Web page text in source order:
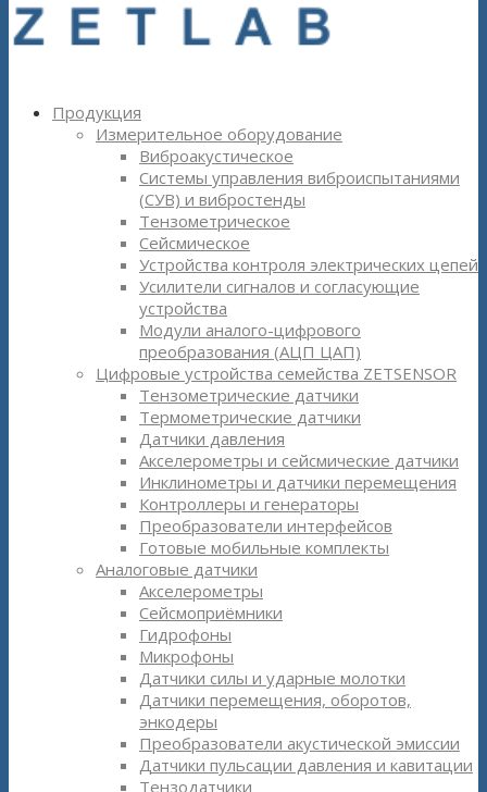
Продукция
Измерительное оборудование
Виброакустическое
Системы управления виброиспытаниями
(СУВ) и вибростенды
Тензометрическое
Сейсмическое
Устройства контроля электрических цепей
Усилители сигналов и согласующие
устройства
Модули аналого-цифрового
преобразования (АЦП ЦАП)
Цифровые устройства семейства ZETSENSOR
Тензометрические датчики
Термометрические датчики
Датчики давления
Акселерометры и сейсмические датчики
Инклинометры и датчики перемещения
Контроллеры и генераторы
Преобразователи интерфейсов
Готовые мобильные комплекты
Аналоговые датчики
Акселерометры
Сейсмоприёмники
Гидрофоны
Микрофоны
Датчики силы и ударные молотки
Датчики перемещения, оборотов,
энкодеры
Преобразователи акустической эмиссии
Датчики пульсации давления и кавитации
Тензодатчики